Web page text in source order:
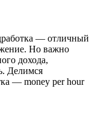
— отличный
Но важно
дохода,
Делимся
— money per hour